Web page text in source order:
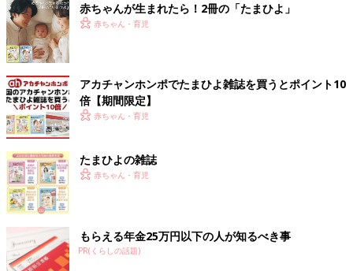
小学校を休む判断は親だけでせず、子どもの希望も
必ず聞いて
みなさん、計画的ですね。今から準備するためにも、受験直前の
親のフォローのポイントを子どものやる気を引き出す塾・プラス
ティーの塾長八尾直輝さんに伺いました。
「親の仕事をどうするか、とても難しいテーマですね。というの
もご家庭の状況、受験のスケジュール、そして職場環境などが絡
み合い、『最大公約数的な回答』をするのが難しいからです。
以下、『状況に応じて各ご家庭でご判断する』ということを前提
に、考えるべきポイントを整理できればと思います。
まず考えるべきポイントは、『誰のために休むのか』というとこ
ろです。『子どものために決まっているではないか！』という声
赤ちゃんが生まれたら！2冊の「たまひよ」
赤ちゃん・育児
アカチャンホンポでたまひよ雑誌を買うとポイント10
倍【期間限定】
赤ちゃん・育児
たまひよの雑誌
赤ちゃん・育児
もらえる年金25万円以下の人が知るべき事
PR(くらしの話題)